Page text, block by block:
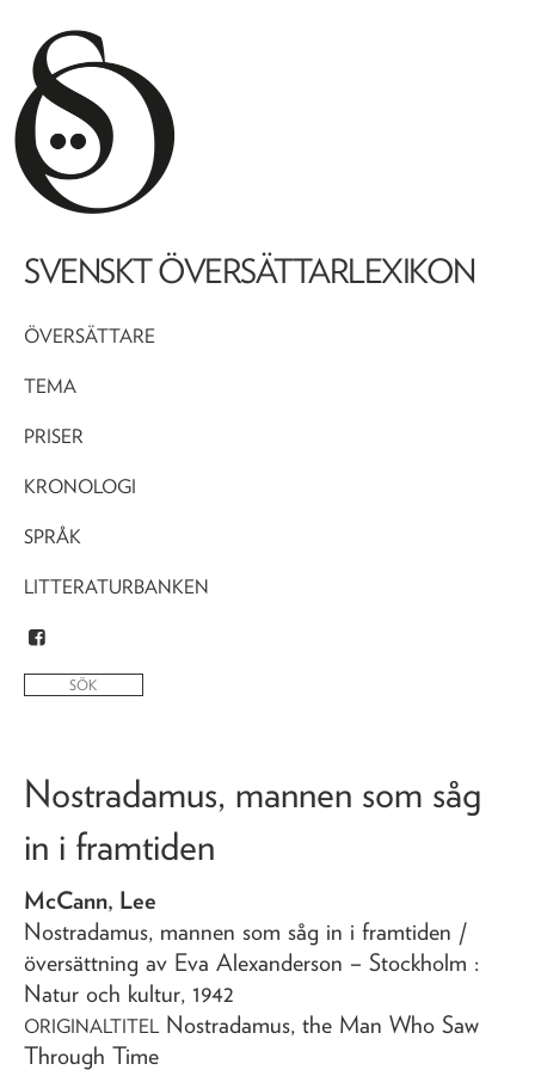
SVENSKT ÖVERSÄTTARLEXIKON
ÖVERSÄTTARE
TEMA
PRISER
KRONOLOGI
SPRÅK
LITTERATURBANKEN
Nostradamus, mannen som såg
in i framtiden
McCann, Lee
Nostradamus, mannen som såg in i framtiden /
översättning av Eva Alexanderson – Stockholm :
Natur och kultur, 1942
ORIGINALTITEL Nostradamus, the Man Who Saw
Through Time